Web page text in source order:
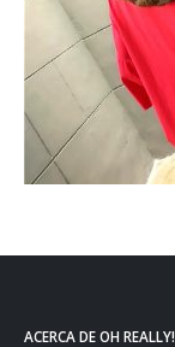
ACERCA DE OH REALLY!